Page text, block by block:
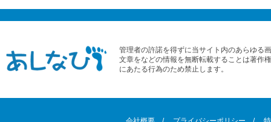
管理者の許諾を得ずに当サイト内のあらゆる
文章をなどの情報を無断転載することは著作
にあたる行為のため禁止します。